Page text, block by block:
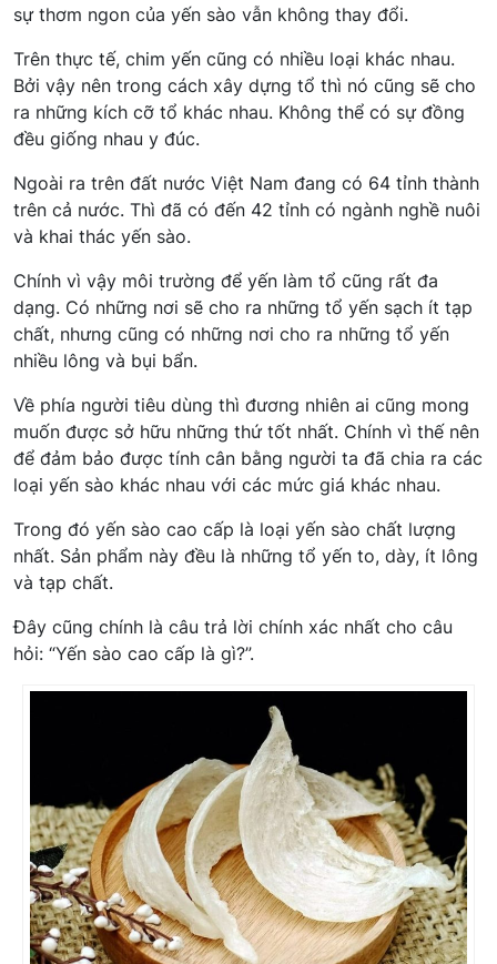
sự thơm ngon của yến sào vẫn không thay đổi.
Trên thực tế, chim yến cũng có nhiều loại khác nhau.
Bởi vậy nên trong cách xây dựng tổ thì nó cũng sẽ cho
ra những kích cỡ tổ khác nhau. Không thể có sự đồng
đều giống nhau y đúc.
Ngoài ra trên đất nước Việt Nam đang có 64 tỉnh thành
trên cả nước. Thì đã có đến 42 tỉnh có ngành nghề nuôi
và khai thác yến sào.
Chính vì vậy môi trường để yến làm tổ cũng rất đa
dạng. Có những nơi sẽ cho ra những tổ yến sạch ít tạp
chất, nhưng cũng có những nơi cho ra những tổ yến
nhiều lông và bụi bẩn.
Về phía người tiêu dùng thì đương nhiên ai cũng mong
muốn được sở hữu những thứ tốt nhất. Chính vì thế nên
để đảm bảo được tính cân bằng người ta đã chia ra các
loại yến sào khác nhau với các mức giá khác nhau.
Trong đó yến sào cao cấp là loại yến sào chất lượng
nhất. Sản phẩm này đều là những tổ yến to, dày, ít lông
và tạp chất.
Đây cũng chính là câu trả lời chính xác nhất cho câu
hỏi: “Yến sào cao cấp là gì?”.